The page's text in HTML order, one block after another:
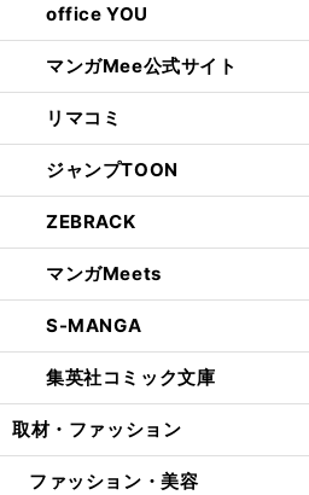
office YOU
マンガMee公式サイト
リマコミ
ジャンプTOON
ZEBRACK
マンガMeets
S-MANGA
集英社コミック文庫
取材・ファッション
ファッション・美容